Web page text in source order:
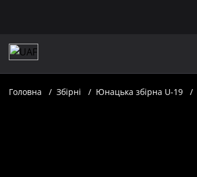
Головна Збірні Юнацька збірна U-19